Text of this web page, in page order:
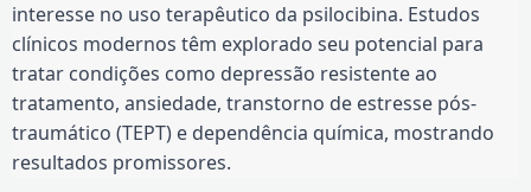
interesse no uso terapêutico da psilocibina. Estudos
clínicos modernos têm explorado seu potencial para
tratar condições como depressão resistente ao
tratamento, ansiedade, transtorno de estresse pós-
traumático (TEPT) e dependência química, mostrando
resultados promissores.